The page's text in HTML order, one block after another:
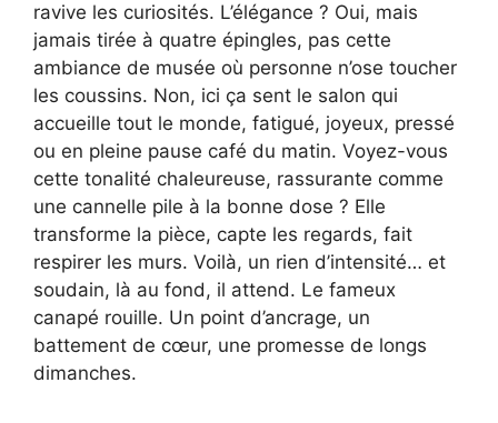
ravive les curiosités. L’élégance ? Oui, mais
jamais tirée à quatre épingles, pas cette
ambiance de musée où personne n’ose toucher
les coussins. Non, ici ça sent le salon qui
accueille tout le monde, fatigué, joyeux, pressé
ou en pleine pause café du matin. Voyez-vous
cette tonalité chaleureuse, rassurante comme
une cannelle pile à la bonne dose ? Elle
transforme la pièce, capte les regards, fait
respirer les murs. Voilà, un rien d’intensité… et
soudain, là au fond, il attend. Le fameux
canapé rouille. Un point d’ancrage, un
battement de cœur, une promesse de longs
dimanches.